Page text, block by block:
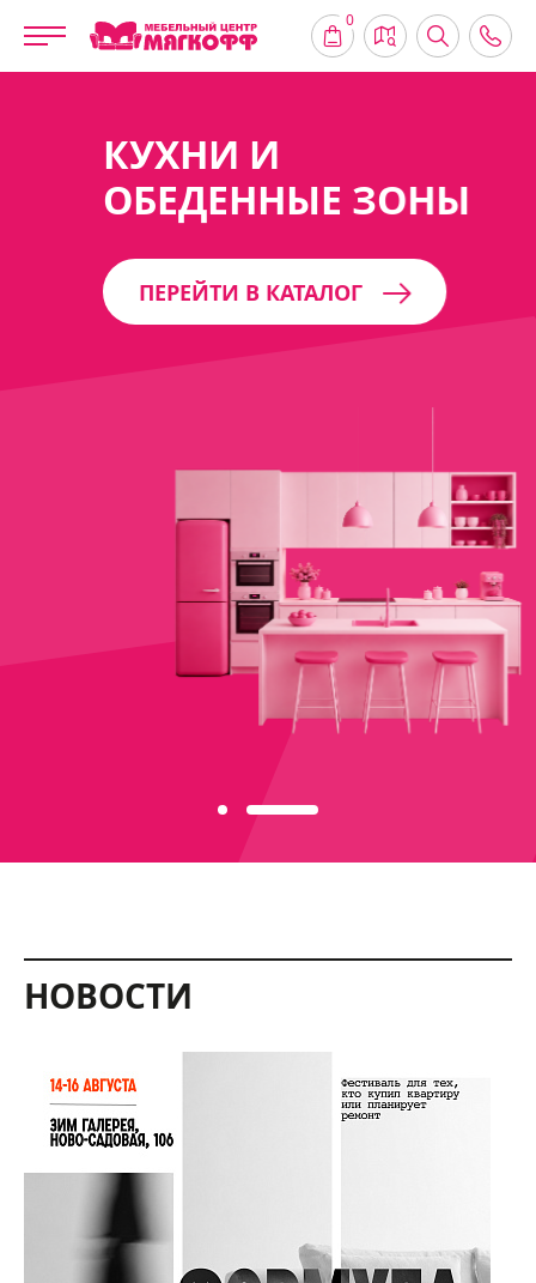
0
КУХНИ И
ОБЕДЕННЫЕ ЗОНЫ
ПЕРЕЙТИ В КАТАЛОГ
НОВОСТИ